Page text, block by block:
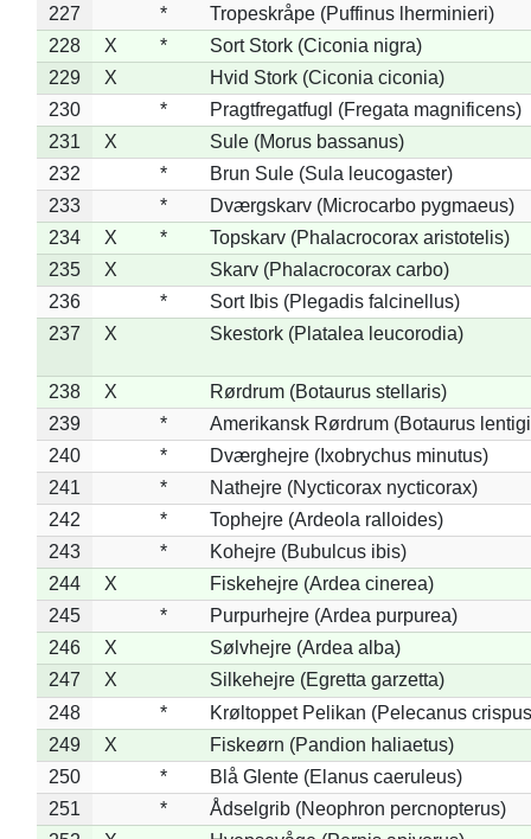
227 *
Tropeskråpe (Puffinus lherminieri)
228
X *
Sort Stork (Ciconia nigra)
229
X
Hvid Stork (Ciconia ciconia)
230
*
Pragtfregatfugl (Fregata magnificens)
231
X
Sule (Morus bassanus)
232
*
Brun Sule (Sula leucogaster)
233
*
Dværgskarv (Microcarbo pygmaeus)
234
X *
Topskarv (Phalacrocorax aristotelis)
235
X
Skarv (Phalacrocorax carbo)
236
*
Sort Ibis (Plegadis falcinellus)
237
X Skestork (Platalea leucorodia)
238 X
Rørdrum (Botaurus stellaris)
239
*
Amerikansk Rørdrum (Botaurus
240
*
Dværghejre (Ixobrychus minutus)
241
*
Nathejre (Nycticorax nycticorax)
242
*
Tophejre (Ardeola ralloides)
243
*
Kohejre (Bubulcus ibis)
244
X
Fiskehejre (Ardea cinerea)
245
*
Purpurhejre (Ardea purpurea)
246
X
Sølvhejre (Ardea alba)
247
X
Silkehejre (Egretta garzetta)
248
*
Krøltoppet Pelikan (Pelecanus
249
X
Fiskeørn (Pandion haliaetus)
250
*
Blå Glente (Elanus caeruleus)
251
*
Ådselgrib (Neophron percnopterus)